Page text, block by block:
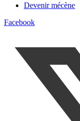
Devenir mécène
Facebook